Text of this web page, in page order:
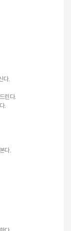
다.
린다.
.
다.